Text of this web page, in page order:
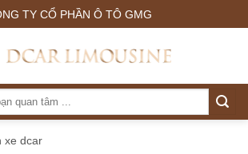
TY CỔ PHẦN Ô TÔ GMG
xe dcar